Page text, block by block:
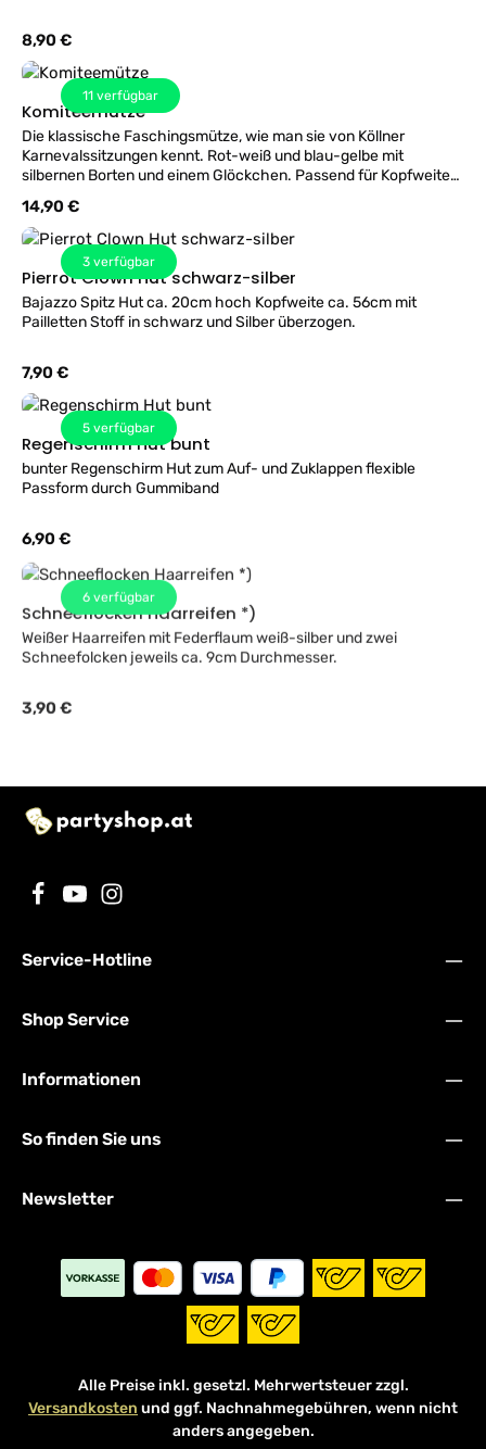
Regulärer Preis:
8,90 €
11 verfügbar
Komiteemütze
Die klassische Faschingsmütze, wie man sie von Köllner
Karnevalssitzungen kennt. Rot-weiß und blau-gelbe mit
silbernen Borten und einem Glöckchen. Passend für Kopfweite
Regulärer Preis:
14,90 €
3 verfügbar
Pierrot Clown Hut schwarz-silber
Bajazzo Spitz Hut ca. 20cm hoch Kopfweite ca. 56cm mit
Pailletten Stoff in schwarz und Silber überzogen.
Regulärer Preis:
7,90 €
5 verfügbar
Regenschirm Hut bunt
bunter Regenschirm Hut zum Auf- und Zuklappen flexible
Passform durch Gummiband
Regulärer Preis:
6,90 €
6 verfügbar
Schneeflocken Haarreifen *)
Weißer Haarreifen mit Federflaum weiß-silber und zwei
Schneefolcken jeweils ca. 9cm Durchmesser.
Regulärer Preis:
3,90 €
Service-Hotline
Shop Service
Informationen
So finden Sie uns
Newsletter
Alle Preise inkl. gesetzl. Mehrwertsteuer zzgl.
Versandkosten und ggf. Nachnahmegebühren, wenn nicht
anders angegeben.